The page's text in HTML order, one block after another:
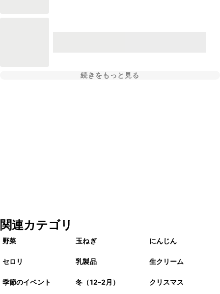
続きをもっと見る
関連カテゴリ
野菜 玉ねぎ にんじん
セロリ 乳製品 生クリーム
季節のイベント 冬（12–2月）
クリスマス